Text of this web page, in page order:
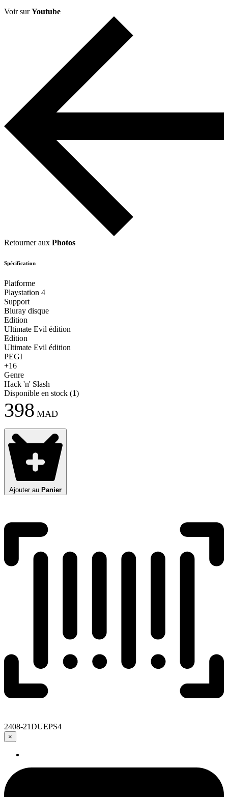
Voir surYoutube
Retourner aux Photos
Spécification
Platforme
Playstation 4
Support
Bluray disque
Edition
Ultimate Evil édition
Edition
Ultimate Evil édition
PEGI
+16
Genre
Hack 'n' Slash
Disponible en stock (1)
398 MAD
Ajouter au Panier
2408-21DUEPS4
×